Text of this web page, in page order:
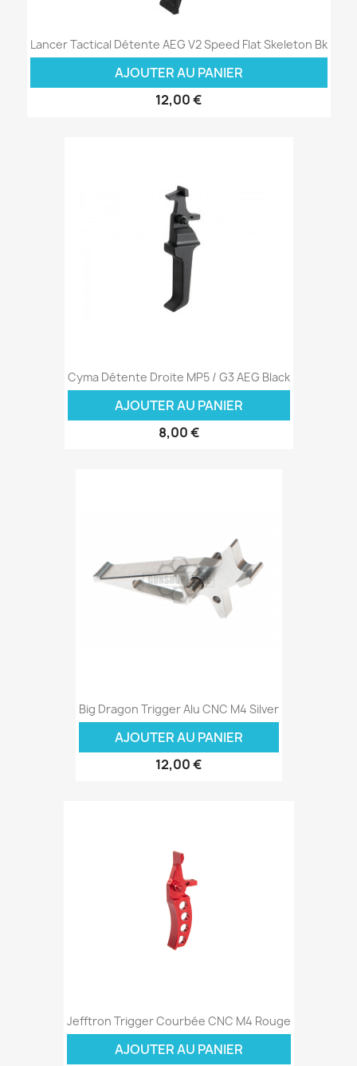
Lancer Tactical Détente AEG V2 Speed Flat Skeleton Bk
AJOUTER AU PANIER
12,00 €
Cyma Détente Droite MP5 / G3 AEG Black
AJOUTER AU PANIER
8,00 €
Big Dragon Trigger Alu CNC M4 Silver
AJOUTER AU PANIER
12,00 €
Jefftron Trigger Courbée CNC M4 Rouge
AJOUTER AU PANIER